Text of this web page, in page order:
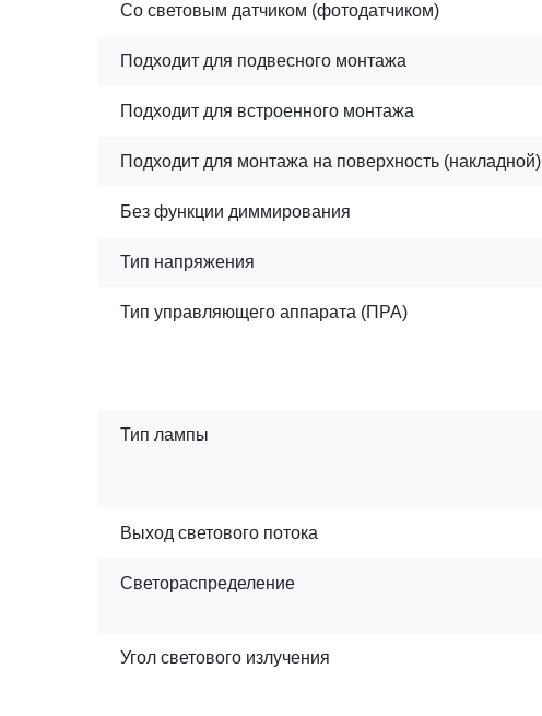
Со световым датчиком (фотодатчиком)
Подходит для подвесного монтажа
Подходит для встроенного монтажа
Подходит для монтажа на поверхность (накладной)
Без функции диммирования
Тип напряжения
Тип управляющего аппарата (ПРА)
Тип лампы
Выход светового потока
Светораспределение
Угол светового излучения